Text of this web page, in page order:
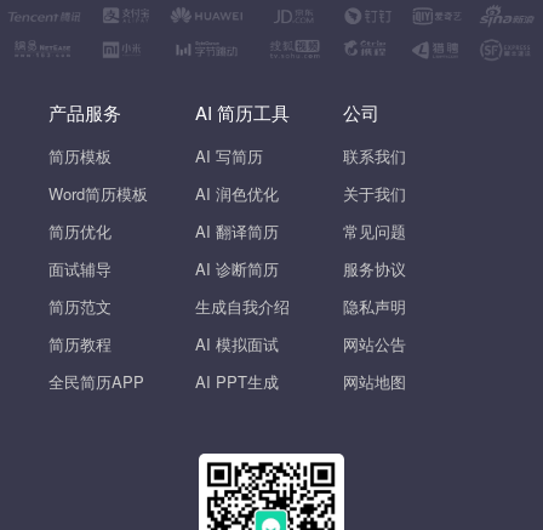
产品服务
简历模板
Word简历模板
简历优化
面试辅导
简历范文
简历教程
全民简历APP
AI 简历工具
AI 写简历
AI 润色优化
AI 翻译简历
AI 诊断简历
生成自我介绍
AI 模拟面试
AI PPT生成
公司
联系我们
关于我们
常见问题
服务协议
隐私声明
网站公告
网站地图